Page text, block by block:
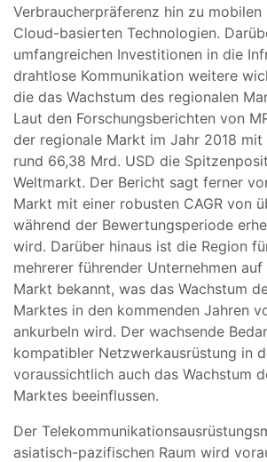
Verbraucherpräferenz hin zu mobilen
Cloud-basierten Technologien.
umfangreichen Investitionen in die
drahtlose Kommunikation weitere
die das Wachstum des regionalen
Laut den Forschungsberichten von
der regionale Markt im Jahr 2018 mit
rund 66,38 Mrd. USD die
Weltmarkt. Der Bericht sagt ferner
Markt mit einer robusten CAGR von
während der Bewertungsperiode
wird. Darüber hinaus ist die Region
mehrerer führender Unternehmen
Markt bekannt, was das Wachstum
Marktes in den kommenden Jahren
ankurbeln wird. Der wachsende
kompatibler Netzwerkausrüstung in
voraussichtlich auch das Wachstum
Marktes beeinflussen.
Der
asiatisch-pazifischen Raum wird